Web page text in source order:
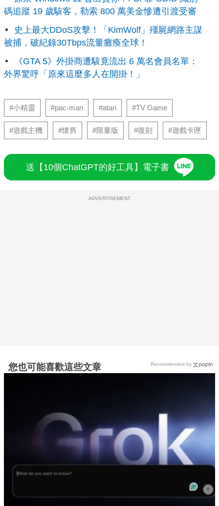
碼追蹤 19 歲駭客，勒索 800 萬美金慘遭引渡受審
史上最大DDoS攻擊！「KimWolf」殭屍網路主謀
被捕，破紀錄30Tbps流量癱瘓全球！
《GTA 5》外掛商遭駭竟流出 6 萬名會員名單：
外界驚呼「原來這麼多人在開掛！」
#小精靈 #pac-man #atari #TV Game
#遊戲主機 #懷舊 #限量版 #復刻 #遊戲卡匣
送【10個ChatGPT的好工具】電子書
ADVERTISEMENT
您也可能喜歡這些文章 Recommended by